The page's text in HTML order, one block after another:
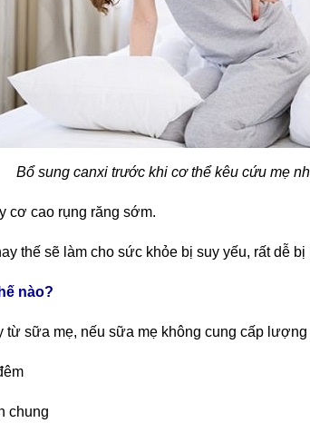
Bổ sung canxi trước khi cơ thể kêu cứu mẹ
cơ cao rụng răng sớm.
thế sẽ làm cho sức khỏe bị suy yếu, rất dễ bị
nào?
sữa mẹ, nếu sữa mẹ không cung cấp
chung